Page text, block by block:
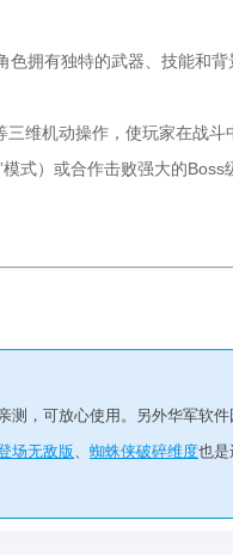
拥有独特的武器、技能和
维机动操作，使玩家在战斗
式）或合作击败强大的
测，可放心使用。另外华军软
场无敌版、 蜘蛛侠破碎维度也是